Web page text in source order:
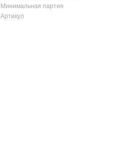
Минимальная партия
Артикул